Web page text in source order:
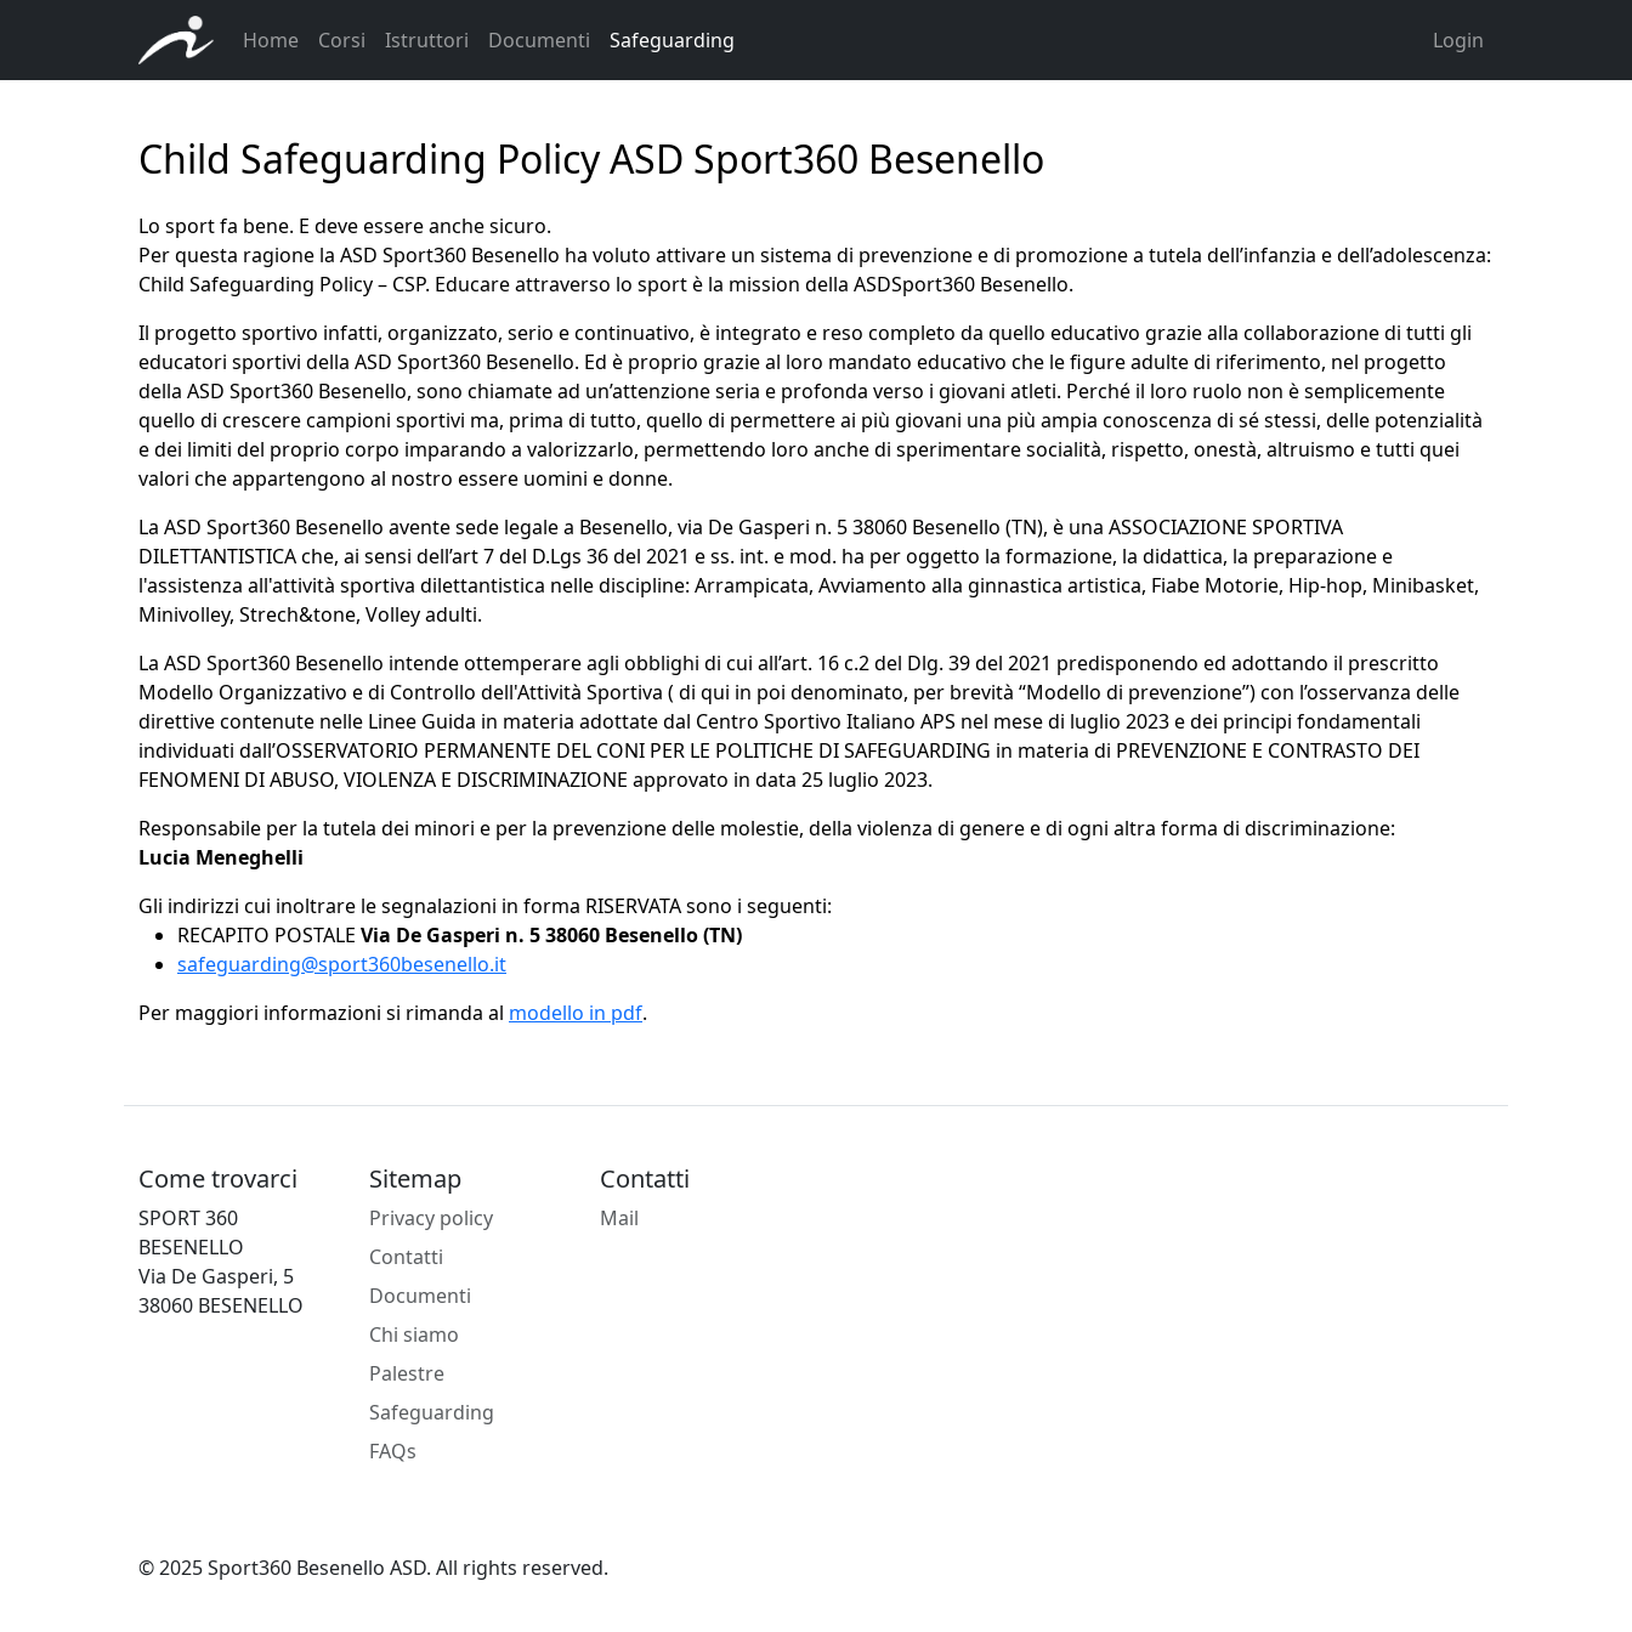
Home Corsi Istruttori Documenti Safeguarding Login
Child Safeguarding Policy ASD Sport360 Besenello
Lo sport fa bene. E deve essere anche sicuro.
Per questa ragione la ASD Sport360 Besenello ha voluto attivare un sistema di prevenzione e di promozione a tutela dell’infanzia e dell’adolescenza:
Child Safeguarding Policy – CSP. Educare attraverso lo sport è la mission della ASDSport360 Besenello.
Il progetto sportivo infatti, organizzato, serio e continuativo, è integrato e reso completo da quello educativo grazie alla collaborazione di tutti gli
educatori sportivi della ASD Sport360 Besenello. Ed è proprio grazie al loro mandato educativo che le figure adulte di riferimento, nel progetto
della ASD Sport360 Besenello, sono chiamate ad un’attenzione seria e profonda verso i giovani atleti. Perché il loro ruolo non è semplicemente
quello di crescere campioni sportivi ma, prima di tutto, quello di permettere ai più giovani una più ampia conoscenza di sé stessi, delle potenzialità
e dei limiti del proprio corpo imparando a valorizzarlo, permettendo loro anche di sperimentare socialità, rispetto, onestà, altruismo e tutti quei
valori che appartengono al nostro essere uomini e donne.
La ASD Sport360 Besenello avente sede legale a Besenello, via De Gasperi n. 5 38060 Besenello (TN), è una ASSOCIAZIONE SPORTIVA
DILETTANTISTICA che, ai sensi dell’art 7 del D.Lgs 36 del 2021 e ss. int. e mod. ha per oggetto la formazione, la didattica, la preparazione e
l'assistenza all'attività sportiva dilettantistica nelle discipline: Arrampicata, Avviamento alla ginnastica artistica, Fiabe Motorie, Hip-hop, Minibasket,
Minivolley, Strech&tone, Volley adulti.
La ASD Sport360 Besenello intende ottemperare agli obblighi di cui all’art. 16 c.2 del Dlg. 39 del 2021 predisponendo ed adottando il prescritto
Modello Organizzativo e di Controllo dell'Attività Sportiva ( di qui in poi denominato, per brevità “Modello di prevenzione”) con l’osservanza delle
direttive contenute nelle Linee Guida in materia adottate dal Centro Sportivo Italiano APS nel mese di luglio 2023 e dei principi fondamentali
individuati dall’OSSERVATORIO PERMANENTE DEL CONI PER LE POLITICHE DI SAFEGUARDING in materia di PREVENZIONE E CONTRASTO DEI
FENOMENI DI ABUSO, VIOLENZA E DISCRIMINAZIONE approvato in data 25 luglio 2023.
Responsabile per la tutela dei minori e per la prevenzione delle molestie, della violenza di genere e di ogni altra forma di discriminazione:
Lucia Meneghelli
Gli indirizzi cui inoltrare le segnalazioni in forma RISERVATA sono i seguenti:
RECAPITO POSTALE Via De Gasperi n. 5 38060 Besenello (TN)
safeguarding@sport360besenello.it
Per maggiori informazioni si rimanda al modello in pdf.
Come trovarci
SPORT 360
BESENELLO
Via De Gasperi, 5
38060 BESENELLO
Sitemap
Privacy policy
Contatti
Documenti
Chi siamo
Palestre
Safeguarding
FAQs
Contatti
Mail
© 2025 Sport360 Besenello ASD. All rights reserved.